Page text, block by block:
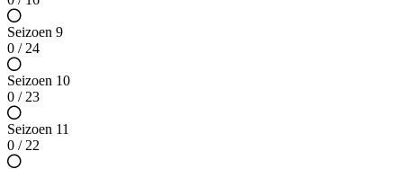
Seizoen 9
0 / 24
Seizoen 10
0 / 23
Seizoen 11
0 / 22